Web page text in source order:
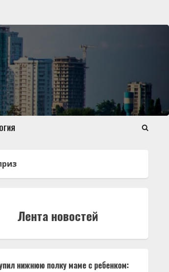
Лента новостей
нижнюю полку маме с ребенком: